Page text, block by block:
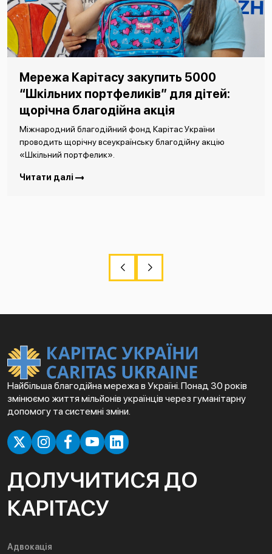
Мережа Карітасу закупить 5000
“Шкільних портфеликів” для дітей:
щорічна благодійна акція
Міжнародний благодійний фонд Карітас України
проводить щорічну всеукраїнську благодійну акцію
«Шкільний портфелик».
Читати далі
Найбільша благодійна мережа в Україні. Понад 30 років
змінюємо життя мільйонів українців через гуманітарну
допомогу та системні зміни.
ДОЛУЧИТИСЯ ДО
КАРІТАСУ
Адвокація